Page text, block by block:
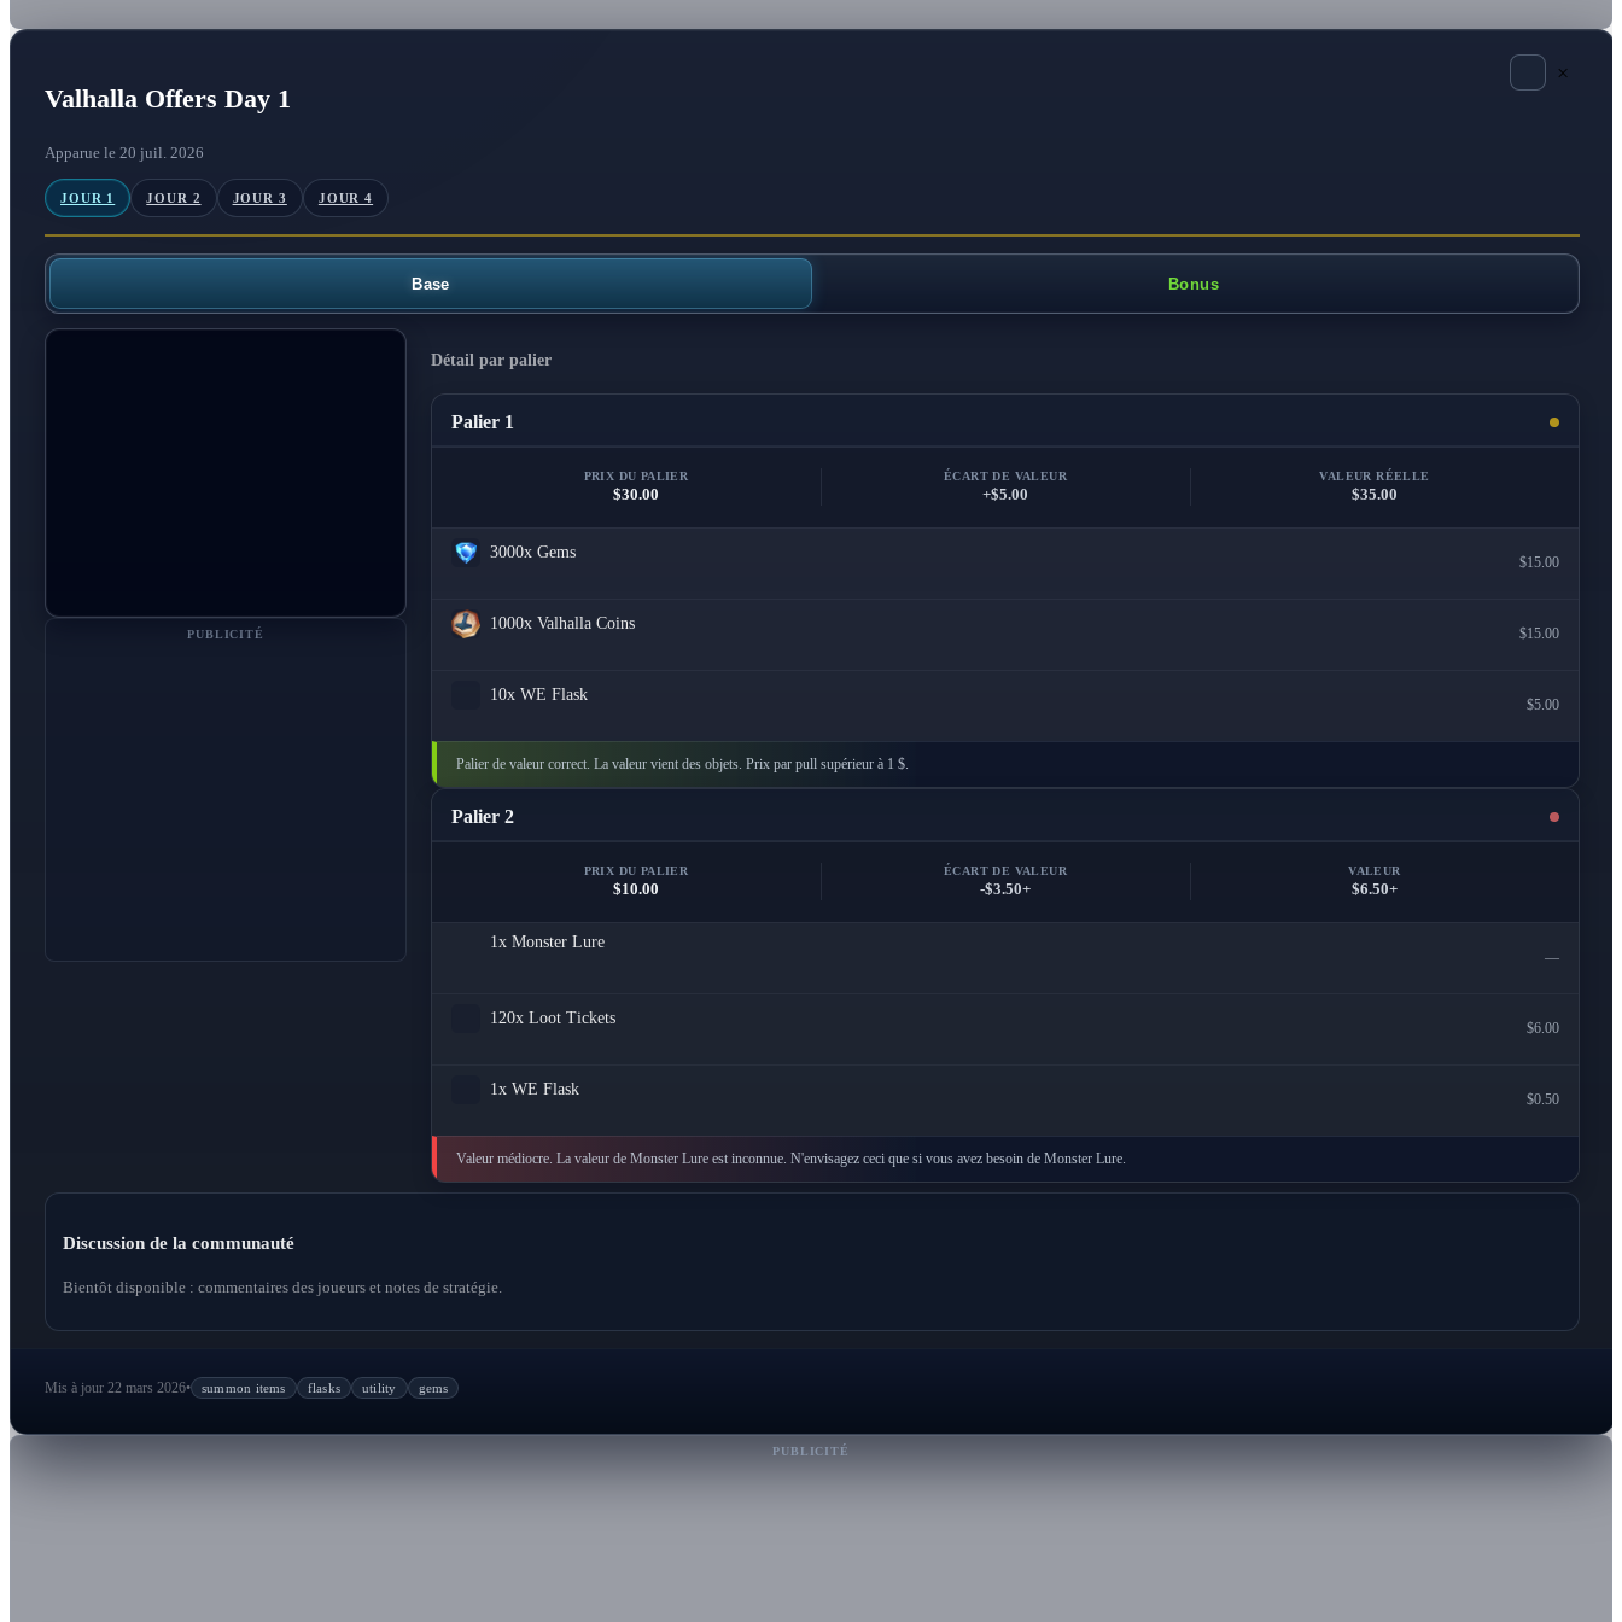
Valhalla Offers Day 1
Apparue le 20 juil. 2026
×
JOUR 1 JOUR 2 JOUR 3 JOUR 4
Base Bonus
PUBLICITÉ
Détail par palier
Palier 1
PRIX DU PALIER
$30.00
ÉCART DE VALEUR
+$5.00
VALEUR RÉELLE
$35.00
3000x Gems
$15.00
1000x Valhalla Coins
$15.00
10x WE Flask
$5.00
Palier de valeur correct. La valeur vient des objets. Prix par pull supérieur à 1 $.
Palier 2
PRIX DU PALIER
$10.00
ÉCART DE VALEUR
-$3.50+
VALEUR
$6.50+
1x Monster Lure
—
120x Loot Tickets
$6.00
1x WE Flask
$0.50
Valeur médiocre. La valeur de Monster Lure est inconnue. N'envisagez ceci que si vous avez besoin de Monster Lure.
Discussion de la communauté
Bientôt disponible : commentaires des joueurs et notes de stratégie.
Mis à jour 22 mars 2026• summon items flasks utility gems
PUBLICITÉ